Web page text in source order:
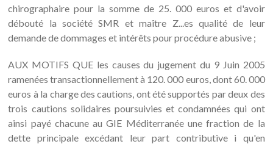
chirographaire pour la somme de 25. 000 euros et d'avoir
débouté la société SMR et maître Z...es qualité de leur
demande de dommages et intérêts pour procédure abusive ;
AUX MOTIFS QUE les causes du jugement du 9 Juin 2005
ramenées transactionnellement à 120. 000 euros, dont 60. 000
euros à la charge des cautions, ont été supportés par deux des
trois cautions solidaires poursuivies et condamnées qui ont
ainsi payé chacune au GIE Méditerranée une fraction de la
dette principale excédant leur part contributive i qu'en